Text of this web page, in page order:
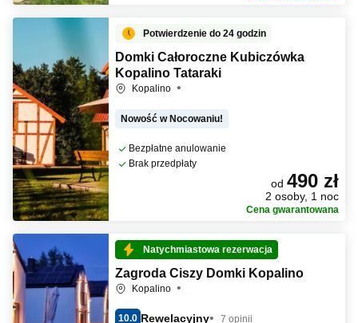
Potwierdzenie do 24 godzin
Domki Całoroczne Kubiczówka
Kopalino Tataraki
Kopalino
Nowość w Nocowaniu!
Bezpłatne anulowanie
Brak przedpłaty
od 490 zł
2 osoby, 1 noc
Cena gwarantowana
Natychmiastowa rezerwacja
Zagroda Ciszy Domki Kopalino
Kopalino
10.0 Rewelacyjny 7 opinii